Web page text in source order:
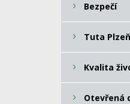
Bezpečí
Tuta Plzeň
Kvalita
Otevřená